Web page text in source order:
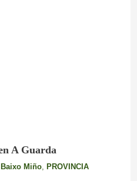
A Guarda
Miño,
PROVINCIA